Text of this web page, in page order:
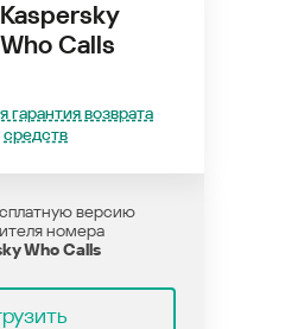
Kaspersky
Who Calls
гарантия возврата
средств
версию
номера
Who Calls